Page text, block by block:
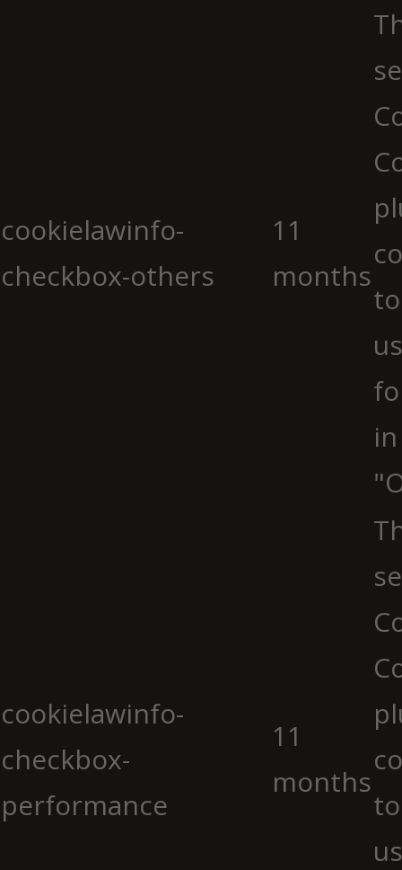
cookielawinfo-
checkbox-others
11
months
cookielawinfo-
checkbox-
performance
11
months